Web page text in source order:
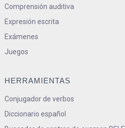
Comprensión auditiva
Expresión escrita
Exámenes
Juegos
HERRAMIENTAS
Conjugador de verbos
Diccionario español